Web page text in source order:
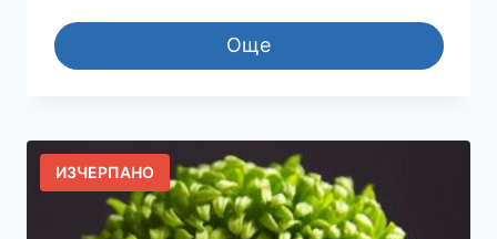
Още
ИЗЧЕРПАНО